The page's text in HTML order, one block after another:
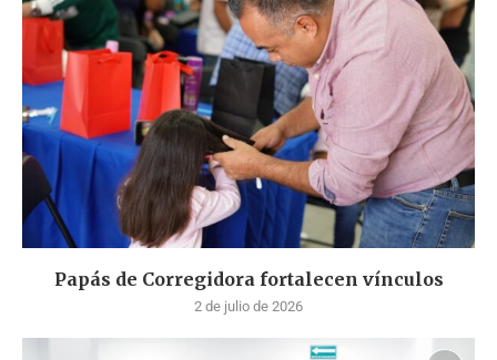
Papás de Corregidora fortalecen vínculos
2 de julio de 2026